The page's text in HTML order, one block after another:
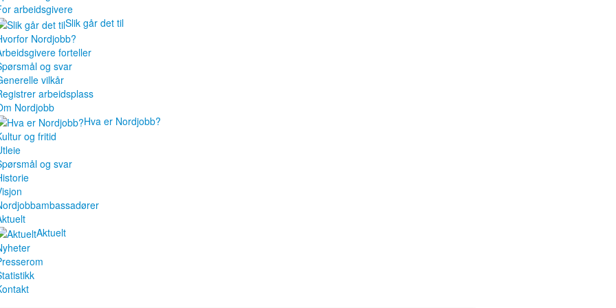
arbeidsgivere
Slik går det til
Nordjobb?
forteller
og svar
vilkår
arbeidsplass
Nordjobb
Hva er Nordjobb?
og fritid
og svar
Aktuelt